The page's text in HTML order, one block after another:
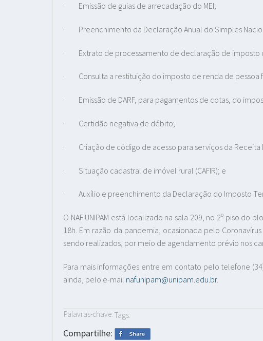
· Emissão de guias de arrecadação do MEI;
· Preenchimento da Declaração Anual do Simples
· Extrato de processamento de declaração de imposto
· Consulta a restituição do imposto de renda de pessoa
· Emissão de DARF, para pagamentos de cotas, do
· Certidão negativa de débito;
· Criação de código de acesso para serviços da Receita
· Situação cadastral de imóvel rural (CAFIR); e
· Auxílio e preenchimento da Declaração do Imposto
O NAF UNIPAM está localizado na sala 209, no 2º piso do
18h. Em razão da pandemia, ocasionada pelo
sendo realizados, por meio de agendamento prévio nos
Para mais informações entre em contato pelo telefone
ainda, pelo e-mail nafunipam@unipam.edu.br.
Palavras-chave: Tags:
Compartilhe: